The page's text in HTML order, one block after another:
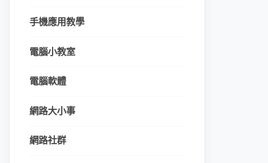
手機應用教學
電腦小教室
電腦軟體
網路大小事
網路社群